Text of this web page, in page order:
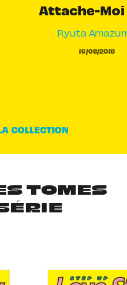
Attache-Moi
Ryuta
16/08/2018
COLLECTION
TOMES